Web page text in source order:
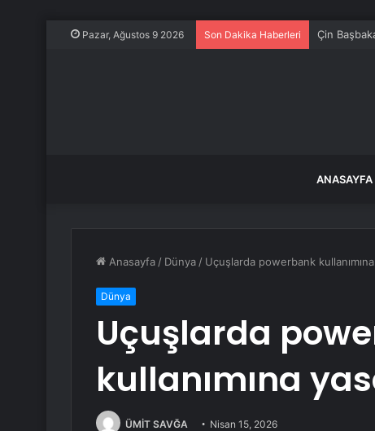
Pazar, Ağustos 9 2026 Son Dakika Haberleri Çin
ANASAYFA
Anasayfa / Dünya / Uçuşlarda powerbank
Dünya
Uçuşlarda
kullanımına
ÜMİT SAVĞA Nisan 15, 2026